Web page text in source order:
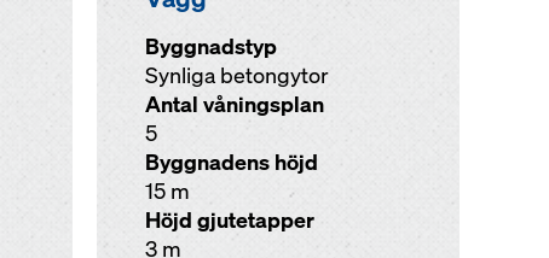
Byggnadstyp
Synliga betongytor
Antal våningsplan
5
Byggnadens höjd
15 m
Höjd gjutetapper
3 m